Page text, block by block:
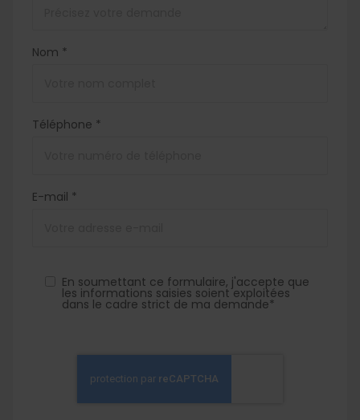
Nom *
Téléphone *
E-mail *
En soumettant ce formulaire, j'accepte que
les informations saisies soient exploitées
dans le cadre strict de ma demande*